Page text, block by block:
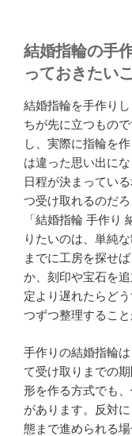
結婚指輪の手
っておきたい
結婚指輪を手作り
ちが先に立つもの
し、実際に指輪を
は違った思い出に
日程が決まってい
つ受け取れるのだ
「結婚指輪 手作り
りたいのは、単純
までに工房を探せ
か、刻印や宝石を
定より遅れたらど
つずつ整理すること
手作りの結婚指輪
て受け取りまでの
形を作る方式でも
があります。反対
態まで進められる